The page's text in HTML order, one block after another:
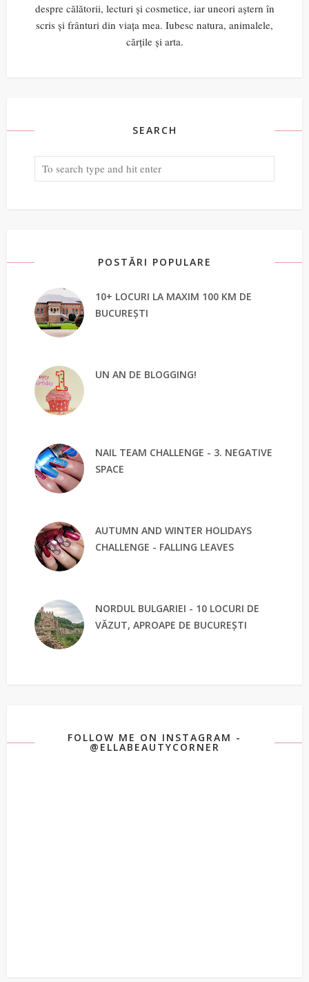
despre călătorii, lecturi și cosmetice, iar uneori aștern în
scris și frânturi din viața mea. Iubesc natura, animalele,
cărțile și arta.
SEARCH
POSTĂRI POPULARE
10+ LOCURI LA MAXIM 100 KM DE
BUCUREȘTI
UN AN DE BLOGGING!
NAIL TEAM CHALLENGE - 3. NEGATIVE
SPACE
AUTUMN AND WINTER HOLIDAYS
CHALLENGE - FALLING LEAVES
NORDUL BULGARIEI - 10 LOCURI DE
VĂZUT, APROAPE DE BUCUREȘTI
FOLLOW ME ON INSTAGRAM -
@ELLABEAUTYCORNER